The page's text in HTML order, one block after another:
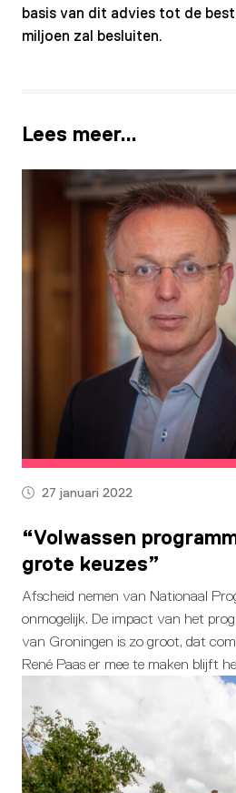
basis van dit advies tot de
miljoen zal besluiten.
Lees meer…
27 januari 2022
“Volwassen
grote keuzes”
Afscheid nemen van Nationaal
onmogelijk. De impact van het
van Groningen is zo groot, dat
René Paas er mee te maken blijft